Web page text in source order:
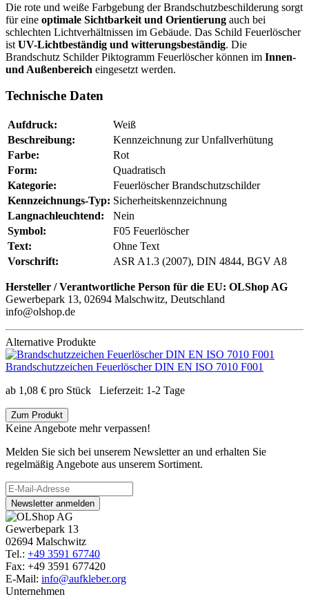
Die rote und weiße Farbgebung der Brandschutzbeschilderung sorgt
für eine optimale Sichtbarkeit und Orientierung auch bei
schlechten Lichtverhältnissen im Gebäude. Das Schild Feuerlöscher
ist UV-Lichtbeständig und witterungsbeständig. Die
Brandschutz Schilder Piktogramm Feuerlöscher können im Innen-
und Außenbereich eingesetzt werden.
Technische Daten
Aufdruck:
Weiß
Beschreibung:
Kennzeichnung zur Unfallverhütung
Farbe:
Rot
Form:
Quadratisch
Kategorie:
Feuerlöscher Brandschutzschilder
Kennzeichnungs-Typ: Sicherheitskennzeichnung
Langnachleuchtend:
Nein
Symbol:
F05 Feuerlöscher
Text:
Ohne Text
Vorschrift:
ASR A1.3 (2007), DIN 4844, BGV A8
Hersteller / Verantwortliche Person für die EU: OLShop AG
Gewerbepark 13, 02694 Malschwitz, Deutschland
info@olshop.de
Alternative Produkte
Brandschutzzeichen Feuerlöscher DIN EN ISO 7010 F001
ab 1,08 € pro Stück Lieferzeit: 1-2 Tage
Zum Produkt
Keine Angebote mehr verpassen!
Melden Sie sich bei unserem Newsletter an und erhalten Sie
regelmäßig Angebote aus unserem Sortiment.
Newsletter anmelden
Gewerbepark 13
02694 Malschwitz
Tel.: +49 3591 67740
Fax: +49 3591 677420
E-Mail: info@aufkleber.org
Unternehmen